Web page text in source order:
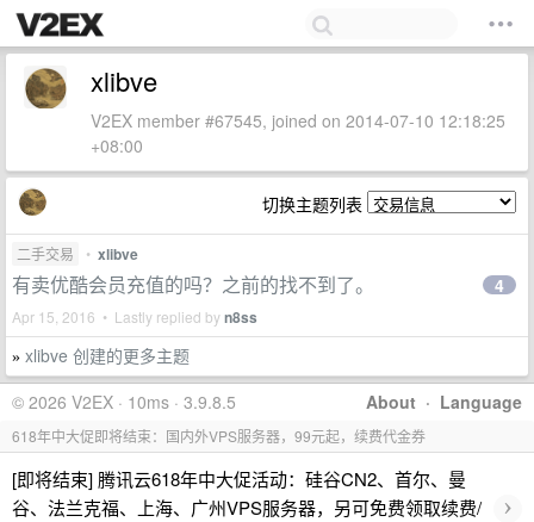
xlibve
V2EX member #67545, joined on 2014-07-10 12:18:25
+08:00
切换主题列表
二手交易 • xlibve
有卖优酷会员充值的吗？之前的找不到了。
Apr 15, 2016 • Lastly replied byn8ss
4
» xlibve 创建的更多主题
About · Language
© 2026 V2EX · 10ms · 3.9.8.5
618年中大促即将结束：国内外VPS服务器，99元起，续费代金券
[即将结束] 腾讯云618年中大促活动：硅谷CN2、首尔、曼
谷、法兰克福、上海、广州VPS服务器，另可免费领取续费/
›